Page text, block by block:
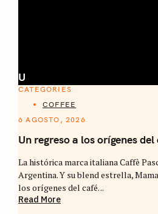
U
CATEGORIES
COFFEE
6 AGOSTO, 2026
Un regreso a los orígenes del
La histórica marca italiana Caffè
Argentina. Y su blend estrella,
los orígenes del café. ..
Read More